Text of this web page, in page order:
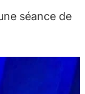
séance de